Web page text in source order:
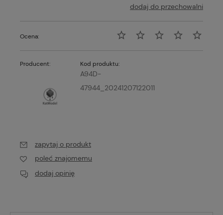
dodaj do przechowalni
Ocena:
Producent: Kod produktu:
A94D-
47944_20241207122011
zapytaj o produkt
poleć znajomemu
dodaj opinię